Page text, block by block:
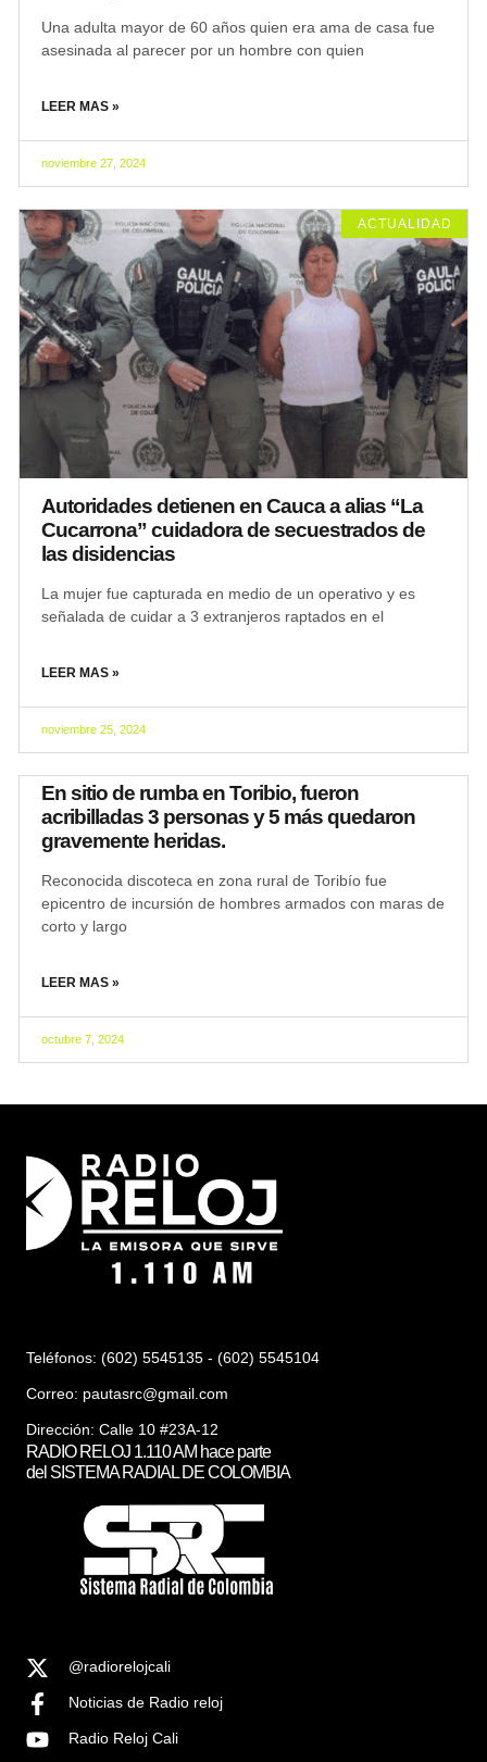
Una adulta mayor de 60 años quien era ama de casa fue
asesinada al parecer por un hombre con quien
LEER MAS »
noviembre 27, 2024
ACTUALIDAD
Autoridades detienen en Cauca a alias “La
Cucarrona” cuidadora de secuestrados de
las disidencias
La mujer fue capturada en medio de un operativo y es
señalada de cuidar a 3 extranjeros raptados en el
LEER MAS »
noviembre 25, 2024
En sitio de rumba en Toribio, fueron
acribilladas 3 personas y 5 más quedaron
gravemente heridas.
Reconocida discoteca en zona rural de Toribío fue
epicentro de incursión de hombres armados con maras de
corto y largo
LEER MAS »
octubre 7, 2024
Teléfonos: (602) 5545135 - (602) 5545104
Correo: pautasrc@gmail.com
Dirección: Calle 10 #23A-12
RADIO RELOJ 1.110 AM hace parte
del SISTEMA RADIAL DE COLOMBIA
@radiorelojcali
Noticias de Radio reloj
Radio Reloj Cali